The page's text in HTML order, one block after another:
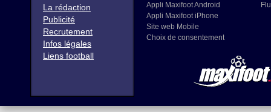
La rédaction
Publicité
Recrutement
Infos légales
Liens football
Appli Maxifoot Android
Appli Maxifoot iPhone
Site web Mobile
Choix de consentement